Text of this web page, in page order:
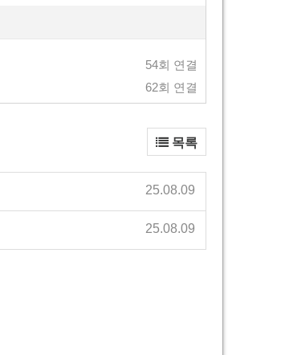
54회 연결
62회 연결
목록
25.08.09
25.08.09